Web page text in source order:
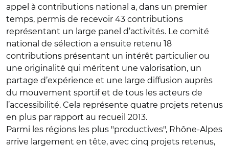
appel à contributions national a, dans un premier
temps, permis de recevoir 43 contributions
représentant un large panel d’activités. Le comité
national de sélection a ensuite retenu 18
contributions présentant un intérêt particulier ou
une originalité qui méritent une valorisation, un
partage d’expérience et une large diffusion auprès
du mouvement sportif et de tous les acteurs de
l’accessibilité. Cela représente quatre projets retenus
en plus par rapport au recueil 2013.
Parmi les régions les plus "productives", Rhône-Alpes
arrive largement en tête, avec cinq projets retenus,